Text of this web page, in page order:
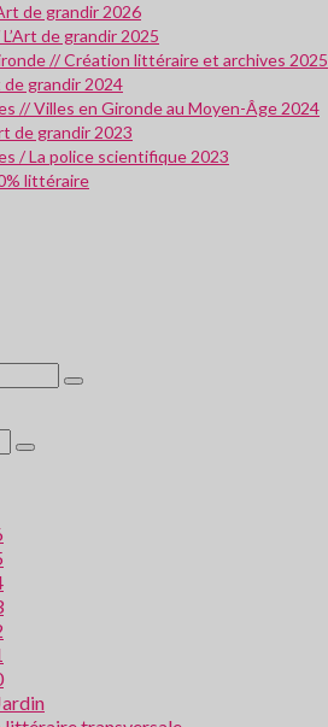
de grandir 2026
de grandir 2025
// Création littéraire et archives 2025
de grandir 2024
// Villes en Gironde au Moyen-Âge 2024
de grandir 2023
/ La police scientifique 2023
littéraire